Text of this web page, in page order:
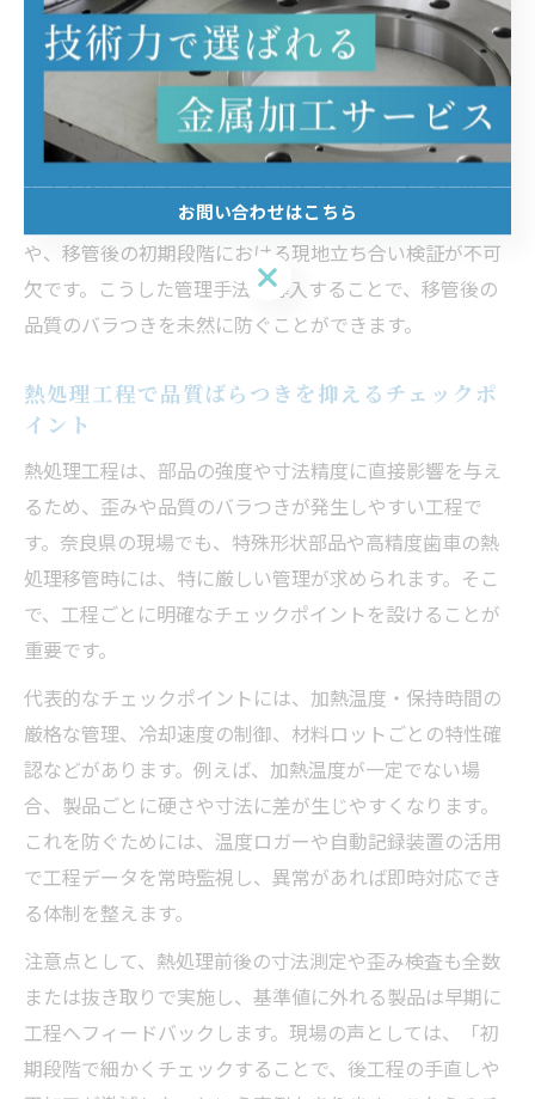
を徹底することで、移管後の不良発生リスクを最小限に
抑えることができます。
失敗例としては、移管前の仕様書やノウハウが十分に共
有されず、現場での作業手順が曖昧になることで、品質
トラブルが頻発するケースが挙げられます。これを防ぐ
ためには、管理者・現場担当者間の定期的な情報交換
や、移管後の初期段階における現地立ち合い検証が不可
欠です。こうした管理手法を導入することで、移管後の
品質のバラつきを未然に防ぐことができます。
熱処理工程で品質ばらつきを抑えるチェックポ
イント
熱処理工程は、部品の強度や寸法精度に直接影響を与え
るため、歪みや品質のバラつきが発生しやすい工程で
す。奈良県の現場でも、特殊形状部品や高精度歯車の熱
処理移管時には、特に厳しい管理が求められます。そこ
で、工程ごとに明確なチェックポイントを設けることが
重要です。
代表的なチェックポイントには、加熱温度・保持時間の
厳格な管理、冷却速度の制御、材料ロットごとの特性確
認などがあります。例えば、加熱温度が一定でない場
合、製品ごとに硬さや寸法に差が生じやすくなります。
これを防ぐためには、温度ロガーや自動記録装置の活用
で工程データを常時監視し、異常があれば即時対応でき
る体制を整えます。
注意点として、熱処理前後の寸法測定や歪み検査も全数
または抜き取りで実施し、基準値に外れる製品は早期に
工程へフィードバックします。現場の声としては、「初
期段階で細かくチェックすることで、後工程の手直しや
お問い合わせはこちら
お問い合わせはこちら